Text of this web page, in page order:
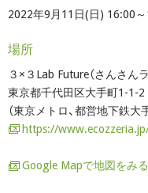
2022年9月11日(日) 16:00
場所
３×３Lab Future（さんさん
東京都千代田区大手町1-1-
（東京メトロ、都営地下鉄大
https://
Google Mapで地図をみる